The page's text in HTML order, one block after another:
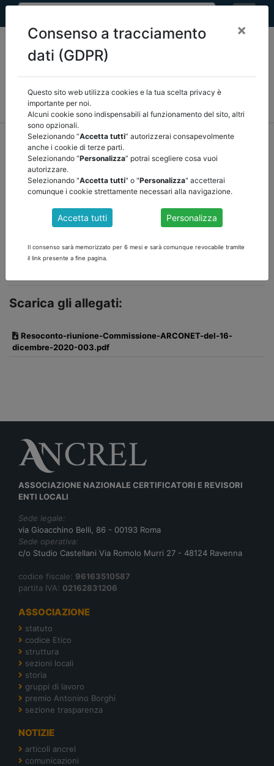
MEF FINANZA LOCALE/OSSERVATORIO
NORMATIVA
CORTE DEI CONTI E GIURISPRUDENZA
home documenti pubblici arconet/torna indietro
DOCUMENTI PUBBLICI
RESOCONTO RIUNIONE DELLA COMMISSIONE
ARCONET DEL 16 DICEMBRE 2020
scarica il documento
Scarica gli allegati:
Resoconto-riunione-Commissione-ARCONET-del-16-
dicembre-2020-003.pdf
ASSOCIAZIONE NAZIONALE CERTIFICATORI E REVISORI
ENTI LOCALI
Sede legale:
via Gioacchino Belli, 86 - 00193 Roma
Sede operativa:
c/o Studio Castellani Via Romolo Murri 27 - 48124 Ravenna
codice fiscale: 96163510587
partita IVA: 02162831206
ASSOCIAZIONE
statuto
codice Etico
struttura
sezioni locali
storia
gruppi di lavoro
premio Antonino Borghi
sezione trasparenza
NOTIZIE
articoli ancrel
comunicazioni
Consenso a tracciamento
dati (GDPR)
×
Questo sito web utilizza cookies e la tua scelta privacy è
importante per noi.
Alcuni cookie sono indispensabili al funzionamento del sito, altri
sono opzionali.
Selezionando “Accetta tutti” autorizzerai consapevolmente
anche i cookie di terze parti.
Selezionando “Personalizza” potrai scegliere cosa vuoi
autorizzare.
Selezionando "Accetta tutti" o "Personalizza" accetterai
comunque i cookie strettamente necessari alla navigazione.
Accetta tutti Personalizza
Il consenso sarà memorizzato per 6 mesi e sarà comunque revocabile tramite
il link presente a fine pagina.